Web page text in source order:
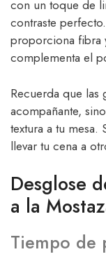
con un toque de
contraste
proporciona fibra
complementa el
Recuerda que las
acompañante,
textura a tu
llevar tu cena a
Desglose
a la
Tiempo de